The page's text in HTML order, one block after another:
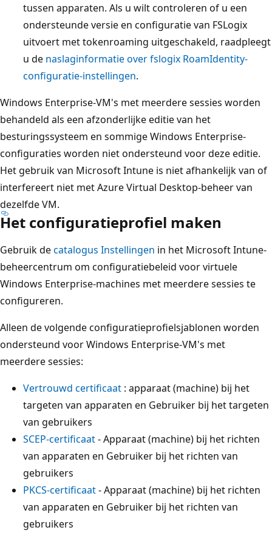
tussen apparaten. Als u wilt controleren of u een
ondersteunde versie en configuratie van FSLogix
uitvoert met tokenroaming uitgeschakeld, raadpleegt
u de naslaginformatie over fslogix RoamIdentity-
configuratie-instellingen.
Windows Enterprise-VM's met meerdere sessies worden
behandeld als een afzonderlijke editie van het
besturingssysteem en sommige Windows Enterprise-
configuraties worden niet ondersteund voor deze editie.
Het gebruik van Microsoft Intune is niet afhankelijk van of
interfereert niet met Azure Virtual Desktop-beheer van
dezelfde VM.
Het configuratieprofiel maken
Gebruik decatalogus Instellingen in het Microsoft Intune-
beheercentrum om configuratiebeleid voor virtuele
Windows Enterprise-machines met meerdere sessies te
configureren.
Alleen de volgende configuratieprofielsjablonen worden
ondersteund voor Windows Enterprise-VM's met
meerdere sessies:
Vertrouwd certificaat : apparaat (machine) bij het
targeten van apparaten en Gebruiker bij het targeten
van gebruikers
SCEP-certificaat- Apparaat (machine) bij het richten
van apparaten en Gebruiker bij het richten van
gebruikers
PKCS-certificaat- Apparaat (machine) bij het richten
van apparaten en Gebruiker bij het richten van
gebruikers